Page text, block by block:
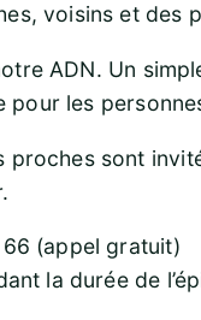
voisins et des
ADN. Un
pour les
sont
(appel gratuit)
la durée de